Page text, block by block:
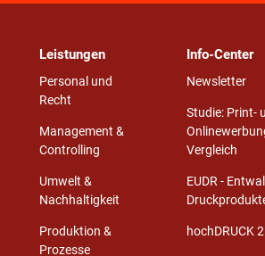
Leistungen
Personal und
Recht
Management &
Controlling
Umwelt &
Nachhaltigkeit
Produktion &
Prozesse
Info-Center
Newsletter
Studie: Print-
Vergleich
EUDR -
hochDRUCK